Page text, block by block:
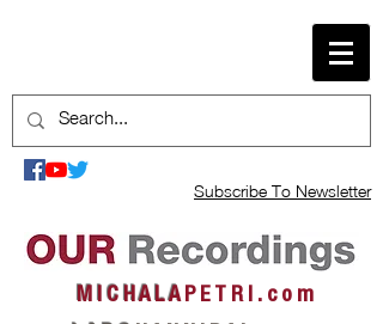
Subscribe To Newsletter
M I C H A L AP E T R I . c o m